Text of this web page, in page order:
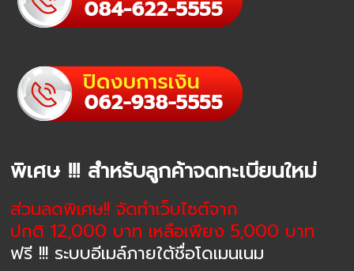
พิเศษ !!! สำหรับลูกค้าจดทะเบียนใหม่
ส่วนลดพิเศษ!! จัดทำเว็บไซต์จาก
ปกติ 12,000 บาท เหลือเพียง 5,000 บาท
ฟรี !!! ระบบอีเมล์ภายใต้ชื่อโดเมนเนม